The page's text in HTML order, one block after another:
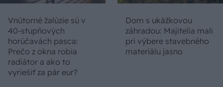
Vnútorné žalúzie sú v
40-stupňových
horúčavách pasca:
Prečo z okna robia
radiátor a ako to
vyriešiť za pár eur?
Dom s ukážkovou
záhradou: Majitelia mali
pri výbere stavebného
materiálu jasno